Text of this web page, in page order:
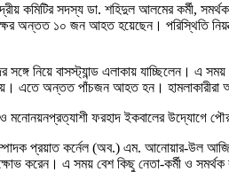
কমিটির সদস্য ডা. শহিদুল আলমের কর্মী,
অন্তত ১০ জন আহত হয়েছেন। পরিস্থিতি
নিয়ে বাসস্ট্যান্ড এলাকায় যাচ্ছিলেন। এ
এতে অন্তত পাঁচজন আহত হন।
মনোনয়নপ্রত্যাশী ফরহাদ ইকবালের উদ্যোগে
প্রয়াত কর্নেল (অব.) এম. আনোয়ার-উল
করেন। এ সময় বেশ কিছু নেতা-কর্মী ও